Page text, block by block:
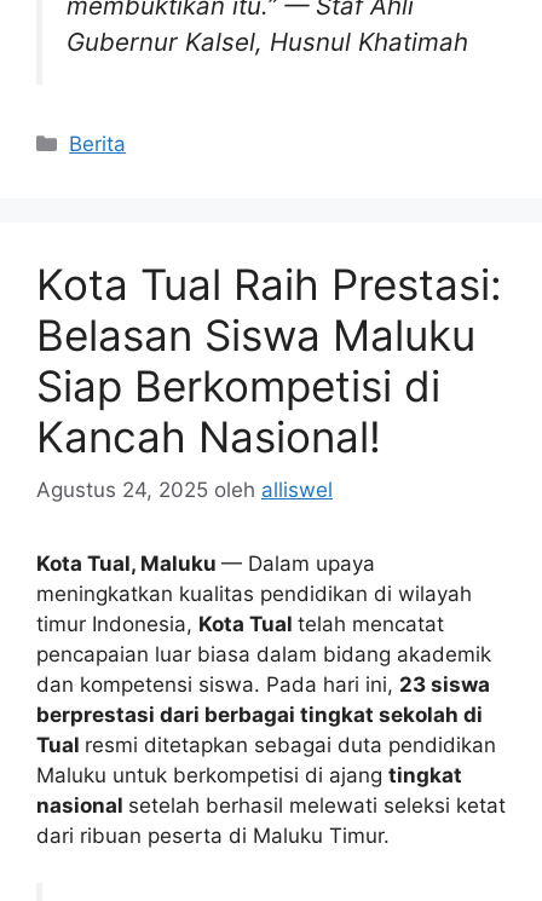
Gubernur Kalsel, Husnul Khatimah
Kategori
Berita
Kota Tual Raih Prestasi:
Belasan Siswa Maluku
Siap Berkompetisi di
Kancah Nasional!
Agustus 24, 2025 oleh alliswel
Kota Tual, Maluku — Dalam upaya
meningkatkan kualitas pendidikan di wilayah
timur Indonesia, Kota Tual telah mencatat
pencapaian luar biasa dalam bidang akademik
dan kompetensi siswa. Pada hari ini, 23 siswa
berprestasi dari berbagai tingkat sekolah di
Tual resmi ditetapkan sebagai duta pendidikan
Maluku untuk berkompetisi di ajang tingkat
nasional setelah berhasil melewati seleksi ketat
dari ribuan peserta di Maluku Timur.